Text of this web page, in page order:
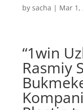
by sacha | Mar 1,
“1win
Rasmiy